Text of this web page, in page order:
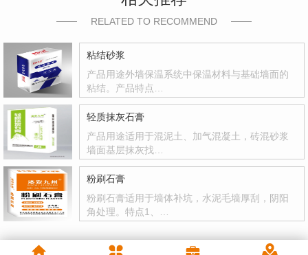
RELATED TO RECOMMEND
粘结砂浆
产品用途外墙保温系统中保温材料与基础墙面的
粘结。产品特点…
轻质抹灰石膏
产品用途适用于混泥土、加气混凝土，砖混砂浆
墙面基层抹灰找…
粉刷石膏
粉刷石膏适用于墙体补坑，水泥毛墙厚刮，阴阳
角处理。特点1、…